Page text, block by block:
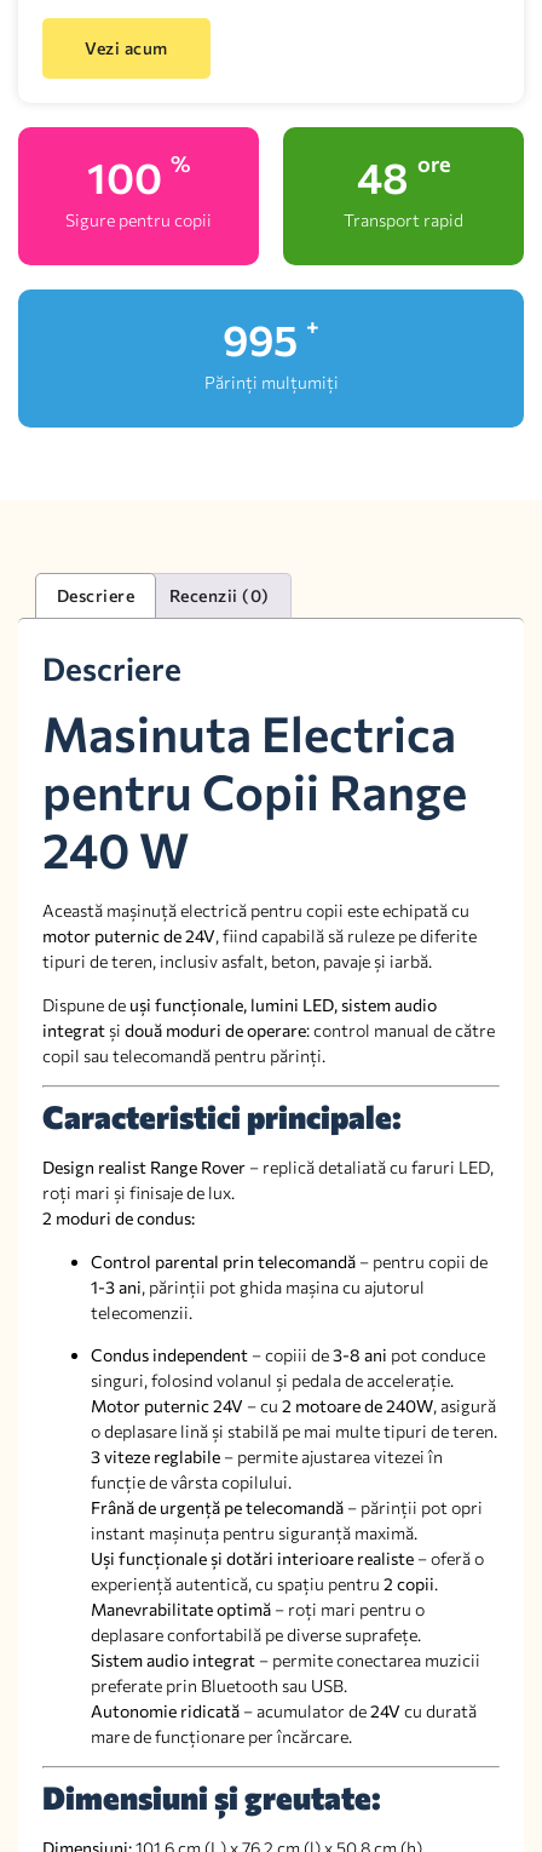
Vezi acum
100 %
Sigure pentru copii
48 ore
Transport rapid
1,000
Părinți mulțumiți
Descriere Recenzii (0)
Descriere
Masinuta Electrica
pentru Copii Range
240 W
Această mașinuță electrică pentru copii este echipată cu
motor puternic de 24V, fiind capabilă să ruleze pe diferite
tipuri de teren, inclusiv asfalt, beton, pavaje și iarbă.
Dispune de uși funcționale, lumini LED, sistem audio
integrat și două moduri de operare: control manual de către
copil sau telecomandă pentru părinți.
Caracteristici principale:
Design realist Range Rover – replică detaliată cu faruri LED,
roți mari și finisaje de lux.
2 moduri de condus:
Control parental prin telecomandă – pentru copii de
1-3 ani, părinții pot ghida mașina cu ajutorul
telecomenzii.
Condus independent – copiii de3-8 ani pot conduce
singuri, folosind volanul și pedala de accelerație.
Motor puternic 24V – cu 2 motoare de 240W, asigură
o deplasare lină și stabilă pe mai multe tipuri de teren.
3 viteze reglabile – permite ajustarea vitezei în
funcție de vârsta copilului.
Frână de urgență pe telecomandă – părinții pot opri
instant mașinuța pentru siguranță maximă.
Uși funcționale și dotări interioare realiste – oferă o
experiență autentică, cu spațiu pentru 2 copii.
Manevrabilitate optimă – roți mari pentru o
deplasare confortabilă pe diverse suprafețe.
Sistem audio integrat – permite conectarea muzicii
preferate prin Bluetooth sau USB.
Autonomie ridicată – acumulator de24V cu durată
mare de funcționare per încărcare.
Dimensiuni și greutate: